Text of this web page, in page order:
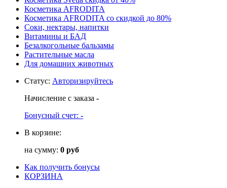
Косметика AFRODITA
Косметика AFRODITA со скидкой до 80%
Соки, нектары, напитки
Витамины и БАД
Безалкогольные бальзамы
Растительные масла
Для домашних животных
Статус: Авторизируйтесь
Начисление с заказа -
Бонусный счет: -
В корзине:
на сумму: 0 руб
Как получить бонусы
КОРЗИНА